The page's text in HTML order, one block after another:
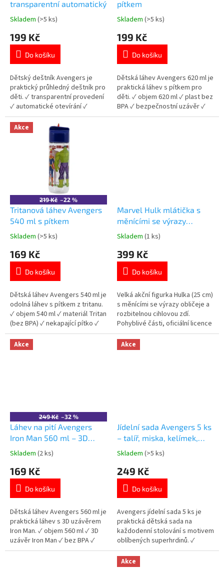
transparentní automatický
Průměrné
produktu
4,9
5
hvězdiček.
Skladem (>5 ks)
199 Kč
Do košíku
Dětský deštník Avengers je
praktický průhledný deštník pro
děti. ✓ transparentní provedení
✓ automatické otevírání ✓
licencovaný motiv Avengers 👉
Více produktů Avengers
pítkem
Průměrné
produktu
5,0
5
hvězdiček.
Skladem (>5 ks)
199 Kč
Do košíku
Dětská láhev Avengers 620 ml je
praktická láhev s pítkem pro
děti. ✓ objem 620 ml ✓ plast bez
BPA ✓ bezpečnostní uzávěr ✓
licencovaný motiv Avengers 👉
Akce
219 Kč –22 %
Tritanová láhev Avengers
540 ml s pítkem
Průměrné
produktu
5,0
5
hvězdiček.
Skladem (>5 ks)
169 Kč
Do košíku
Dětská láhev Avengers 540 ml je
odolná láhev s pítkem z tritanu.
✓ objem 540 ml ✓ materiál Tritan
(bez BPA) ✓ nekapající pítko ✓
licencovaný motiv Avengers 👉
Více produktů Avengers
Marvel Hulk mlátička s
měnícími se výrazy
obličeje 25 cm
Průměrné
produktu
5,0
5
hvězdiček.
Skladem (1 ks)
399 Kč
Do košíku
Velká akční figurka Hulka (25 cm)
s měnícími se výrazy obličeje a
rozbitelnou cihlovou zdí.
Pohyblivé části, oficiální licence
Marvel. Více produktů s
motivem 👉 AVENGERS
Akce
249 Kč –32 %
Láhev na pití Avengers
Iron Man 560 ml – 3D
uzávěr
Průměrné
produktu
5,0
5
hvězdiček.
Skladem (2 ks)
169 Kč
Do košíku
Dětská láhev Avengers 560 ml je
praktická láhev s 3D uzávěrem
Iron Man. ✓ objem 560 ml ✓ 3D
uzávěr Iron Man ✓ bez BPA ✓
licencovaný motiv Avengers 👉
Akce
Jídelní sada Avengers 5 ks
– talíř, miska, kelímek,
příbory
Průměrné
produktu
5,0
5
hvězdiček.
Skladem (>5 ks)
249 Kč
Do košíku
Avengers jídelní sada 5 ks je
praktická dětská sada na
každodenní stolování s motivem
oblíbených superhrdinů. ✓
kompletní sada 5 ks ✓ plast bez
BPA – bezpečný pro děti ✓
vhodné do mikrovlnné trouby
Akce